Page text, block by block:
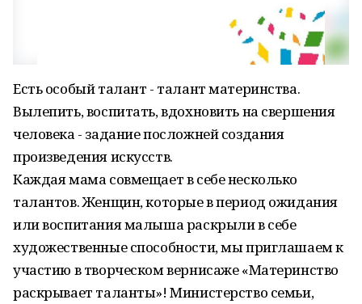
Есть особый талант - талант материнства.
Вылепить, воспитать, вдохновить на свершения
человека - задание посложней создания
произведения искусств.
Каждая мама совмещает в себе несколько
талантов. Женщин, которые в период ожидания
или воспитания малыша раскрыли в себе
художественные способности, мы приглашаем к
участию в творческом вернисаже «Материнство
раскрывает таланты»! Министерство семьи,